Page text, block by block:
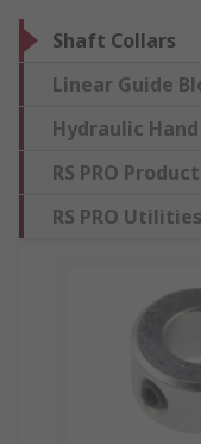
Shaft Collars
Linear Guide
Hydraulic
RS PRO
RS PRO